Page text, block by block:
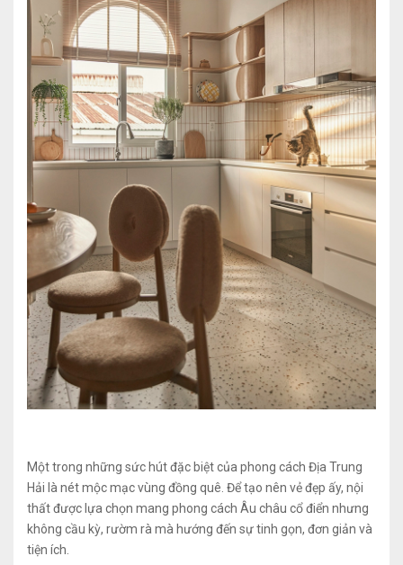
Một trong những sức hút đặc biệt của phong cách Địa Trung
Hải là nét mộc mạc vùng đồng quê. Để tạo nên vẻ đẹp ấy, nội
thất được lựa chọn mang phong cách Âu châu cổ điển nhưng
không cầu kỳ, rườm rà mà hướng đến sự tinh gọn, đơn giản và
tiện ích.